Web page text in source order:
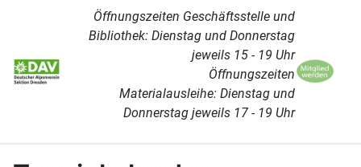
Öffnungszeiten Geschäftsstelle und
Bibliothek: Dienstag und Donnerstag
jeweils 15 - 19 Uhr
Öffnungszeiten
Materialausleihe: Dienstag und
Donnerstag jeweils 17 - 19 Uhr